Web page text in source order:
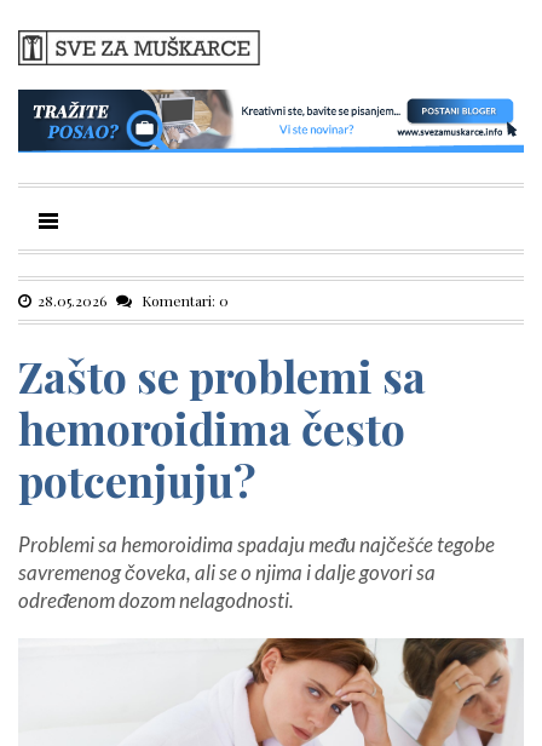
28.05.2026 Komentari: 0
Zašto se problemi sa
hemoroidima često
potcenjuju?
Problemi sa hemoroidima spadaju među najčešće tegobe
savremenog čoveka, ali se o njima i dalje govori sa
određenom dozom nelagodnosti.